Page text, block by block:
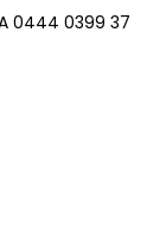
0444 0399 37